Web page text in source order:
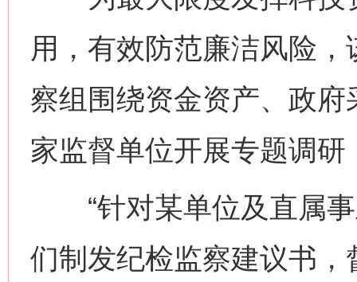
用，有效防范廉洁风险
察组围绕资金资产、政
家监督单位开展专题调
“针对某单位及直属事
们制发纪检监察建议书